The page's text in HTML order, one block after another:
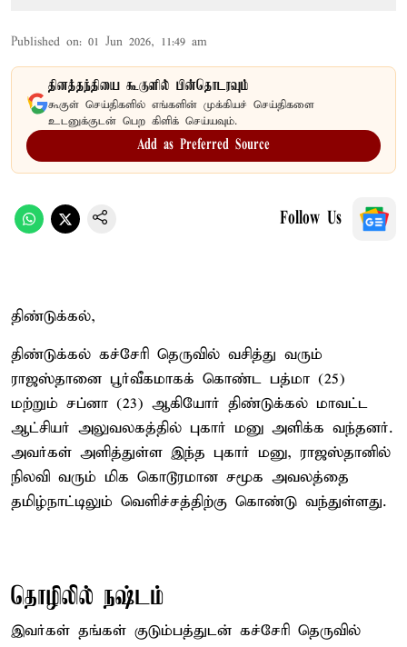
Published on: 01 Jun 2026, 11:49 am
தினத்தந்தியை கூகுளில் பின்தொடரவும்
கூகுள் செய்திகளில் எங்களின் முக்கியச் செய்திகளை
உடனுக்குடன் பெற கிளிக் செய்யவும்.
Add as Preferred Source
Follow Us
திண்டுக்கல்,
திண்டுக்கல் கச்சேரி தெருவில் வசித்து வரும்
ராஜஸ்தானை பூர்வீகமாகக் கொண்ட பத்மா (25)
மற்றும் சப்னா (23) ஆகியோர் திண்டுக்கல் மாவட்ட
ஆட்சியர் அலுவலகத்தில் புகார் மனு அளிக்க வந்தனர்.
அவர்கள் அளித்துள்ள இந்த புகார் மனு, ராஜஸ்தானில்
நிலவி வரும் மிக கொடூரமான சமூக அவலத்தை
தமிழ்நாட்டிலும் வெளிச்சத்திற்கு கொண்டு வந்துள்ளது.
தொழிலில் நஷ்டம்
இவர்கள் தங்கள் குடும்பத்துடன் கச்சேரி தெருவில்